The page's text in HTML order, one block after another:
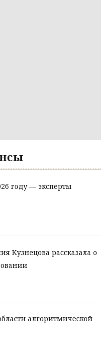
году — эксперты
Кузнецова рассказала о
алгоритмической